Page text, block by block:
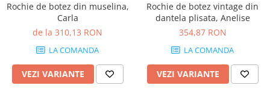
Rochie de botez din muselina,
Carla
de la 310,13 RON
LA COMANDA
VEZI VARIANTE
Rochie de botez vintage din
dantela plisata, Anelise
354,87 RON
LA COMANDA
VEZI VARIANTE